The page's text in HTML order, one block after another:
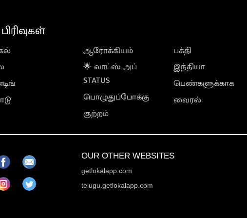
ஆரோக்கியம்
🌟 வாட்ஸ் அப்
STATUS
பொழுதுப்போக்கு
குற்றம்
பக்தி
இந்தியா
பெண்களுக்காக
வைரல்
OUR OTHER WEBSITES
getlokalapp.com
telugu.getlokalapp.com